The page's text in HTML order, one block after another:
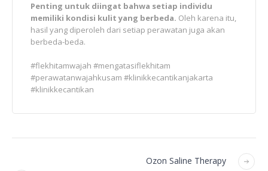
Penting untuk diingat bahwa setiap individu
memiliki kondisi kulit yang berbeda. Oleh karena itu,
hasil yang diperoleh dari setiap perawatan juga akan
berbeda-beda.
#flekhitamwajah #mengatasiflekhitam
#perawatanwajahkusam #klinikkecantikanjakarta
#klinikkecantikan
Ozon Saline Therapy